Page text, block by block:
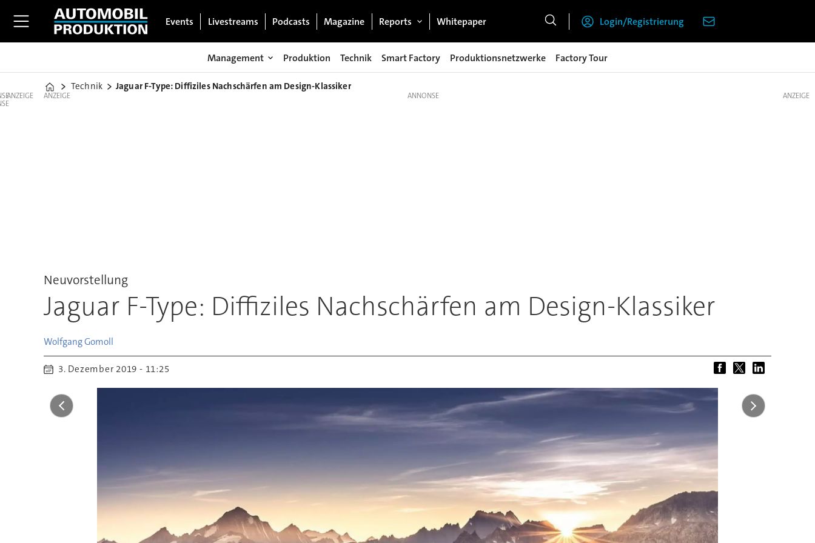
Events Livestreams Podcasts Magazine Reports Whitepaper Login/Registrierung
Management Produktion Technik Smart Factory Produktionsnetzwerke Factory Tour
Home
Technik Jaguar F-Type: Diffiziles Nachschärfen am Design-Klassiker
ANZEIGE ANZEIGE
Neuvorstellung
Jaguar F-Type: Diffiziles Nachschärfen am Design-Klassiker
WolfgangGomoll
3. Dezember 2019 - 11:25
ANZEIGE